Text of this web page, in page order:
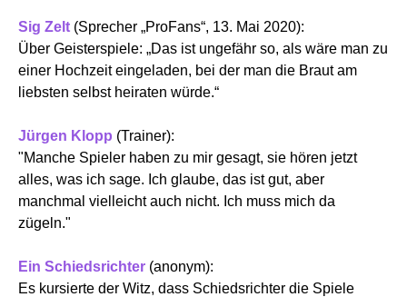
Sig Zelt (Sprecher „ProFans“, 13. Mai 2020):
Über Geisterspiele: „Das ist ungefähr so, als wäre man zu
einer Hochzeit eingeladen, bei der man die Braut am
liebsten selbst heiraten würde.“
Jürgen Klopp (Trainer):
"Manche Spieler haben zu mir gesagt, sie hören jetzt
alles, was ich sage. Ich glaube, das ist gut, aber
manchmal vielleicht auch nicht. Ich muss mich da
zügeln."
Ein Schiedsrichter (anonym):
Es kursierte der Witz, dass Schiedsrichter die Spiele